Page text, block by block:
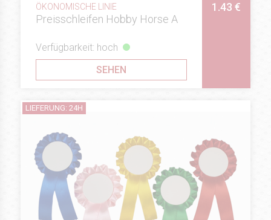
ÖKONOMISCHE LINIE
Preisschleifen Hobby Horse A
1.43 €
Verfügbarkeit: hoch
SEHEN
LIEFERUNG: 24H